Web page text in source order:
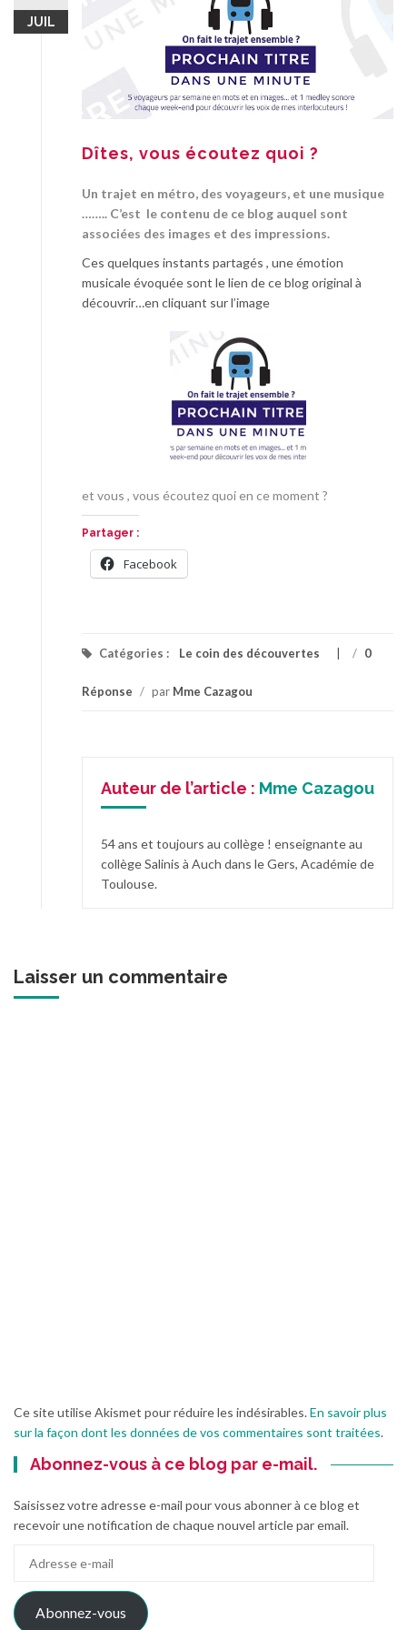
JUIL
Dîtes, vous écoutez quoi ?
Un trajet en métro, des voyageurs, et une musique
…….. C’est le contenu de ce blog auquel sont
associées des images et des impressions.
Ces quelques instants partagés , une émotion
musicale évoquée sont le lien de ce blog original à
découvrir…en cliquant sur l’image
et vous , vous écoutez quoi en ce moment ?
Partager :
Facebook
Catégories : Le coin des découvertes / 0
Réponse / par Mme Cazagou
Auteur de l’article : Mme Cazagou
54 ans et toujours au collège ! enseignante au
collège Salinis à Auch dans le Gers, Académie de
Toulouse.
Laisser un commentaire
Ce site utilise Akismet pour réduire les indésirables.En savoir plus
sur la façon dont les données de vos commentaires sont traitées.
Abonnez-vous à ce blog par e-mail.
Saisissez votre adresse e-mail pour vous abonner à ce blog et
recevoir une notification de chaque nouvel article par email.
mail
Abonnez-vous